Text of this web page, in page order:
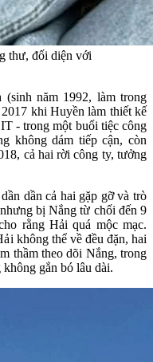
thư, đối diện với
(sinh năm 1992, làm trong
khi Huyền làm thiết kế
- trong một buổi tiệc công
không dám tiếp cận, còn
cả hai rời công ty, tưởng
dần cả hai gặp gỡ và trò
bị Nắng từ chối đến 9
rằng Hải quá mộc mạc.
không thể về đều đặn, hai
thầm theo dõi Nắng, trong
gắn bó lâu dài.